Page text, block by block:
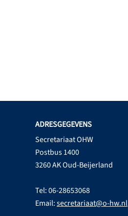
ADRESGEGEVENS
Secretariaat OHW
Postbus 1400
3260 AK Oud-Beijerland
Tel: 06-28653068
Email:secretariaat@o-hw.nl